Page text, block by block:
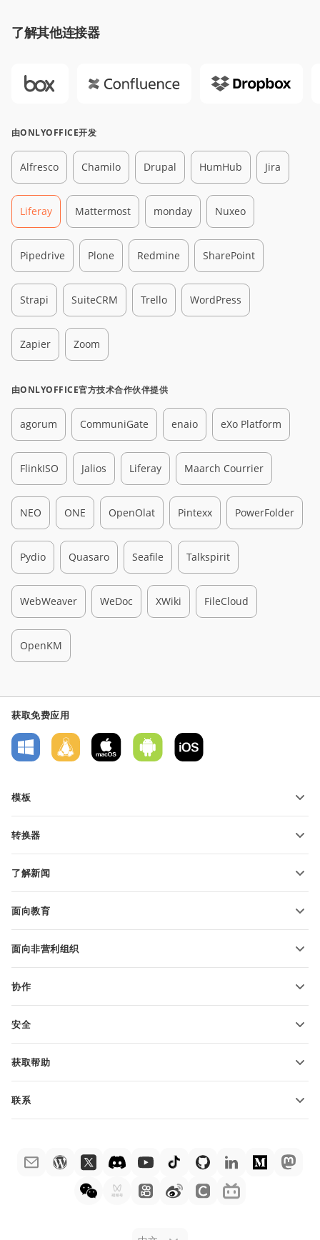
了解其他连接器
由ONLYOFFICE开发
Alfresco Chamilo Drupal HumHub Jira
Liferay Mattermost monday Nuxeo
Pipedrive Plone Redmine SharePoint
Strapi SuiteCRM Trello WordPress
Zapier Zoom
由ONLYOFFICE官方技术合作伙伴提供
agorum CommuniGate enaio eXo Platform
FlinkISO Jalios Liferay Maarch Courrier
NEO ONE OpenOlat Pintexx PowerFolder
Pydio Quasaro Seafile Talkspirit
WebWeaver WeDoc XWiki FileCloud
OpenKM
获取免费应用
模板
文本文档模板
转换器
转换电子表格
了解新闻
面向教育
适用于教育人士
面向非营利组织
申请免费帐户
协作
翻译人员
安全
获取帮助
帮助中心
白皮书
联系
媒体咨询
press@onlyoffice.com